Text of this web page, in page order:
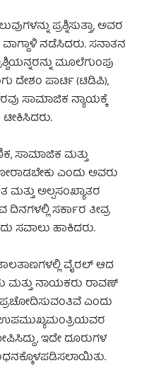
ಪ್ರಶ್ನಿಸುತ್ತಾ, ಅವರ
ವಾಗ್ದಾಳಿ ನಡೆಸಿದರು. ಸನಾತನ
ಮೂಲೆಗುಂಪು
ದೇಶಂ ಪಾರ್ಟಿ (ಟಿಡಿಪಿ),
ಸಾಮಾಜಿಕ ನ್ಯಾಯಕ್ಕೆ
ಟೀಕಿಸಿದರು.
ಸಾಮಾಜಿಕ ಮತ್ತು
ಎಂದು ಅವರು
ಅಲ್ಪಸಂಖ್ಯಾತರ
ದಿನಗಳಲ್ಲಿ ಸರ್ಕಾರ ತೀವ್ರ
ಸವಾಲು ಹಾಕಿದರು.
ವೈರಲ್ ಆದ
ಮತ್ತು ನಾಯಕರು ರಾವಣ್
ಎಂದು
ಉಪಮುಖ್ಯಮಂತ್ರಿಯವರ
ಇದೇ ದೂರುಗಳ